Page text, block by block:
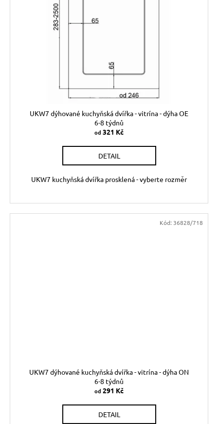
UKW7 dýhované kuchyňská dvířka - vitrína - dýha OE
6-8 týdnů
od 321 Kč
DETAIL
UKW7 kuchyňská dvířka prosklená - vyberte rozměr
UKW7 dýhované kuchyňská dvířka - vitrína - dýha ON
6-8 týdnů
od 291 Kč
DETAIL
Kód: 36828/718